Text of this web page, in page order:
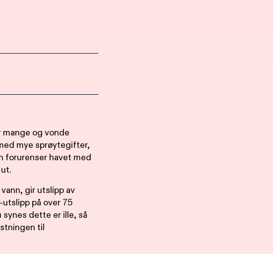
og vonde
mye sprøytegifter,
forurenser havet med
gir utslipp av
-utslipp på over 75
dette er ille, så
til